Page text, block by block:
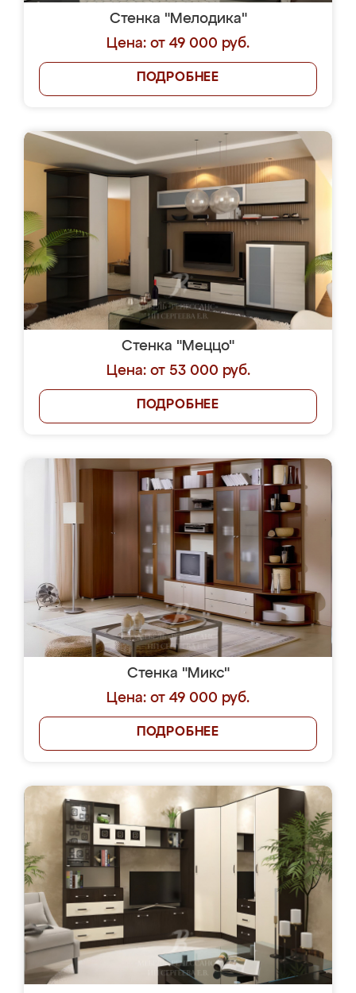
Стенка "Мелодика"
Цена: от 49 000 руб.
ПОДРОБНЕЕ
Стенка "Меццо"
Цена: от 53 000 руб.
ПОДРОБНЕЕ
Стенка "Микс"
Цена: от 49 000 руб.
ПОДРОБНЕЕ